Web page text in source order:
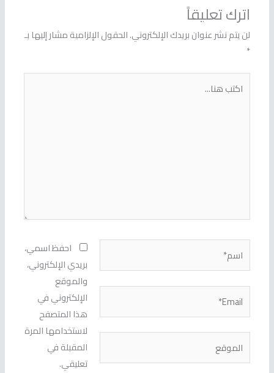
اترك تعليقاً
لن يتم نشر عنوان بريدك الإلكتروني.الحقول الإلزامية مشار إليها بـ
*
هنا...
احفظ اسمي،
بريدي الإلكتروني،
والموقع
الإلكتروني في
هذا المتصفح
لاستخدامها المرة
المقبلة في
تعليقي.